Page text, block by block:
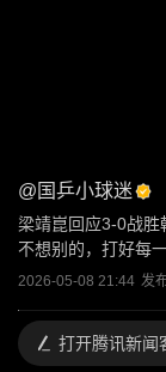
@ 国乒小球迷
梁靖崑回应3-0战胜
不想别的，打好每
2026-05-08 21:44 发
打开腾讯新闻